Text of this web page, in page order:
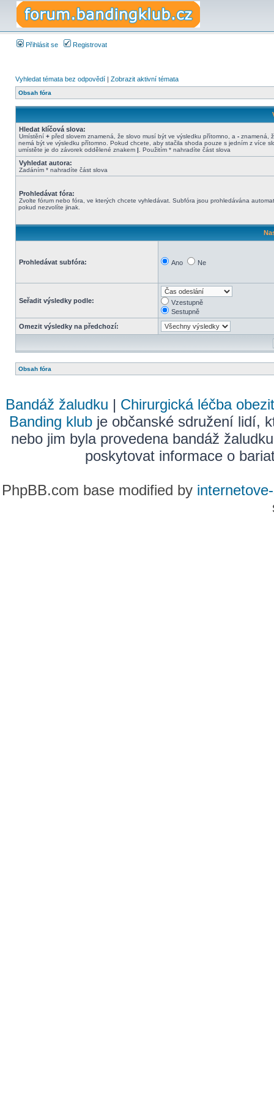
Přihlásit se Registrovat
Vyhledat témata bez odpovědí | Zobrazit aktivní témata
Obsah fóra
Hledat klíčová slova:
Umístění + před slovem znamená, že slovo musí být ve výsledku přítomno, a - znamená,
nemá být ve výsledku přítomno. Pokud chcete, aby stačila shoda pouze s jedním z více
umístěte je do závorek oddělené znakem | . Použitím * nahradíte část slova
Vyhledat autora:
Zadáním * nahradíte část slova
Prohledávat fóra:
Zvolte fórum nebo fóra, ve kterých chcete vyhledávat. Subfóra jsou prohledávána
pokud nezvolíte jinak.
Prohledávat subfóra: Ano Ne
Seřadit výsledky podle:
Vzestupně
Sestupně
Omezit výsledky na předchozí:
Obsah fóra
Bandáž žaludku | Chirurgická léčba
Banding klub je občanské sdružení lidí,
nebo jim byla provedena bandáž
poskytovat informace o
PhpBB.com base modified by